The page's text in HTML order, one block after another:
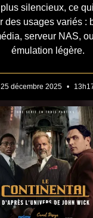
silencieux, ce
des usages variés :
serveur NAS,
émulation légère.
25 décembre 2025